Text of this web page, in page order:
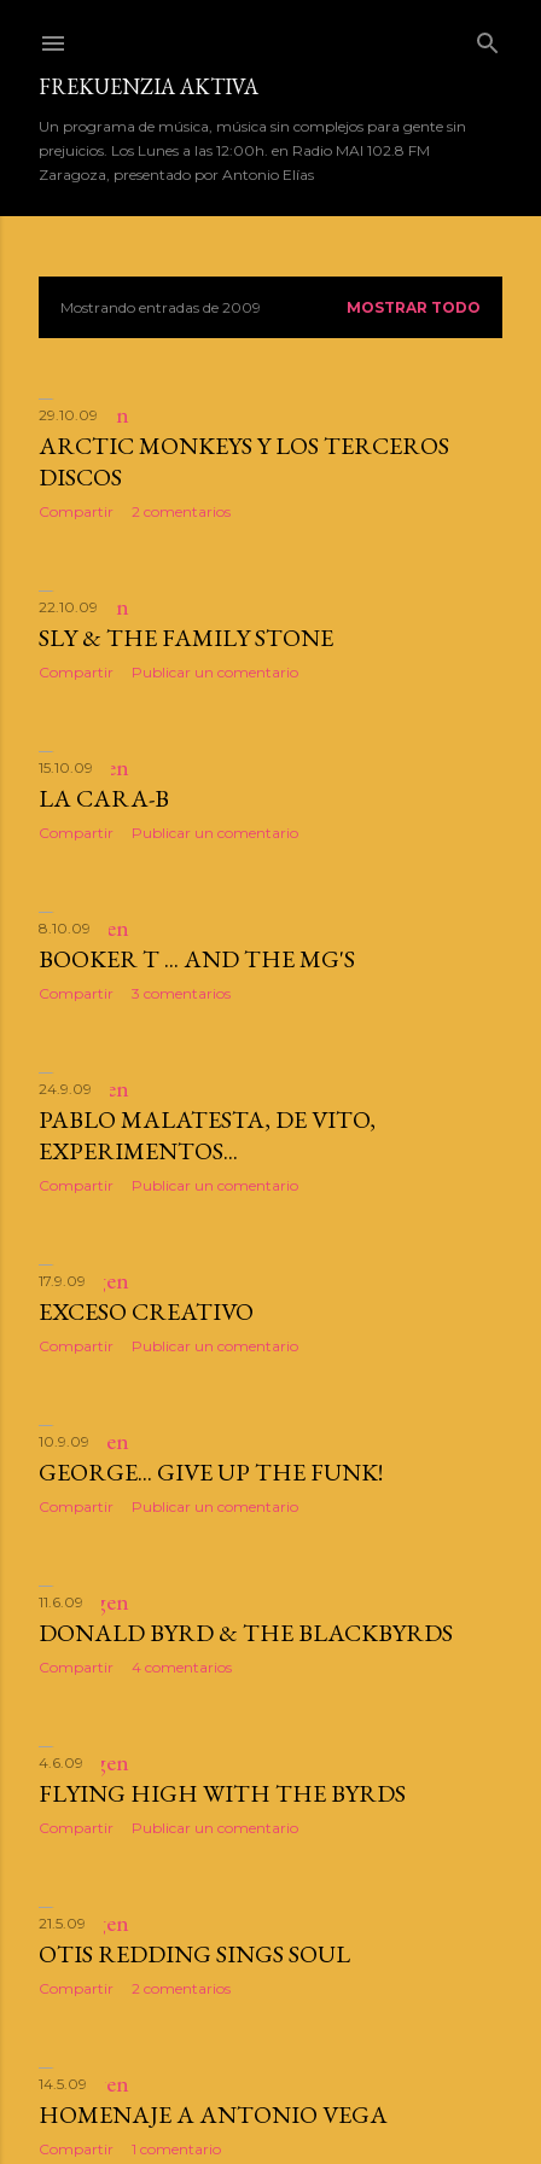
FREKUENZIA AKTIVA
Un programa de música, música sin complejos para gente sin
prejuicios. Los Lunes a las 12:00h. en Radio MAI 102.8 FM
Zaragoza, presentado por Antonio Elías
E
t
r
a
a
s
Mostrando entradas de 2009 MOSTRAR TODO
29.10.09
ARCTIC MONKEYS Y LOS TERCEROS
DISCOS
Compartir 2 comentarios
22.10.09
SLY & THE FAMILY STONE
Compartir Publicar un comentario
15.10.09
LA CARA-B
Compartir Publicar un comentario
8.10.09
BOOKER T ... AND THE MG'S
Compartir 3 comentarios
24.9.09
PABLO MALATESTA, DE VITO,
EXPERIMENTOS...
Compartir Publicar un comentario
17.9.09
EXCESO CREATIVO
Compartir Publicar un comentario
10.9.09
GEORGE... GIVE UP THE FUNK!
Compartir Publicar un comentario
11.6.09
DONALD BYRD & THE BLACKBYRDS
Compartir 4 comentarios
4.6.09
FLYING HIGH WITH THE BYRDS
Compartir Publicar un comentario
21.5.09
OTIS REDDING SINGS SOUL
Compartir 2 comentarios
14.5.09
HOMENAJE A ANTONIO VEGA
Compartir 1 comentario